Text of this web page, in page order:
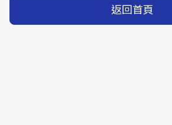
返回首頁